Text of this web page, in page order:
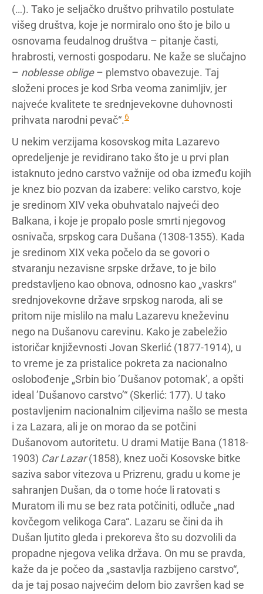
(…). Tako je seljačko društvo prihvatilo postulate
višeg društva, koje je normiralo ono što je bilo u
osnovama feudalnog društva – pitanje časti,
hrabrosti, vernosti gospodaru. Ne kaže se slučajno
– noblesse oblige– plemstvo obavezuje. Taj
složeni proces je kod Srba veoma zanimljiv, jer
najveće kvalitete te srednjevekovne duhovnosti
prihvata narodni pevač“.6
U nekim verzijama kosovskog mita Lazarevo
opredeljenje je revidirano tako što je u prvi plan
istaknuto jedno carstvo važnije od oba između kojih
je knez bio pozvan da izabere: veliko carstvo, koje
je sredinom XIV veka obuhvatalo najveći deo
Balkana, i koje je propalo posle smrti njegovog
osnivača, srpskog cara Dušana (1308-1355). Kada
je sredinom XIX veka počelo da se govori o
stvaranju nezavisne srpske države, to je bilo
predstavljeno kao obnova, odnosno kao „vaskrs“
srednjovekovne države srpskog naroda, ali se
pritom nije mislilo na malu Lazarevu kneževinu
nego na Dušanovu carevinu. Kako je zabeležio
istoričar književnosti Jovan Skerlić (1877-1914), u
to vreme je za pristalice pokreta za nacionalno
oslobođenje „Srbin bio ’Dušanov potomak’, a opšti
ideal ’Dušanovo carstvo’“ (Skerlić: 177). U tako
postavljenim nacionalnim ciljevima našlo se mesta
i za Lazara, ali je on morao da se potčini
Dušanovom autoritetu. U drami Matije Bana (1818-
1903) Car Lazar(1858), knez uoči Kosovske bitke
saziva sabor vitezova u Prizrenu, gradu u kome je
sahranjen Dušan, da o tome hoće li ratovati s
Muratom ili mu se bez rata potčiniti, odluče „nad
kovčegom velikoga Cara“. Lazaru se čini da ih
Dušan ljutito gleda i prekoreva što su dozvolili da
propadne njegova velika država. On mu se pravda,
kaže da je počeo da „sastavlja razbijeno carstvo“,
da je taj posao najvećim delom bio završen kad se